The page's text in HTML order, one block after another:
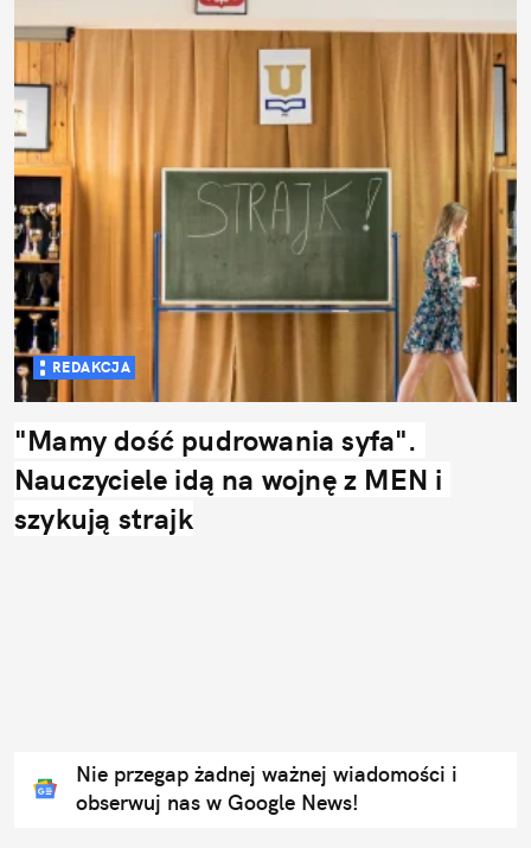
REDAKCJA
"Mamy dość pudrowania syfa".
Nauczyciele idą na wojnę z MEN i
szykują strajk
Nie przegap żadnej ważnej wiadomości i
obserwuj nas w Google News!